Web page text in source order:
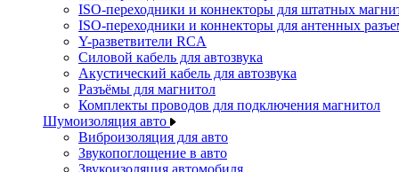
ISO-переходники и коннекторы для штатных
ISO-переходники и коннекторы для антенных
Y-разветвители RCA
Силовой кабель для автозвука
Акустический кабель для автозвука
Разъёмы для магнитол
Комплекты проводов для подключения магнитол
Шумоизоляция авто
Виброизоляция для авто
Звукопоглощение в авто
Звукоизоляция автомобиля